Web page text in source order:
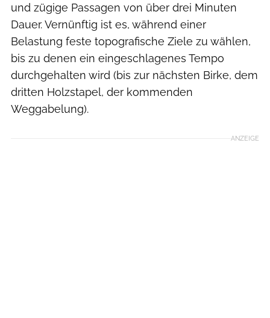
und zügige Passagen von über drei Minuten
Dauer. Vernünftig ist es, während einer
Belastung feste topografische Ziele zu wählen,
bis zu denen ein eingeschlagenes Tempo
durchgehalten wird (bis zur nächsten Birke, dem
dritten Holzstapel, der kommenden
Weggabelung).
ANZEIGE